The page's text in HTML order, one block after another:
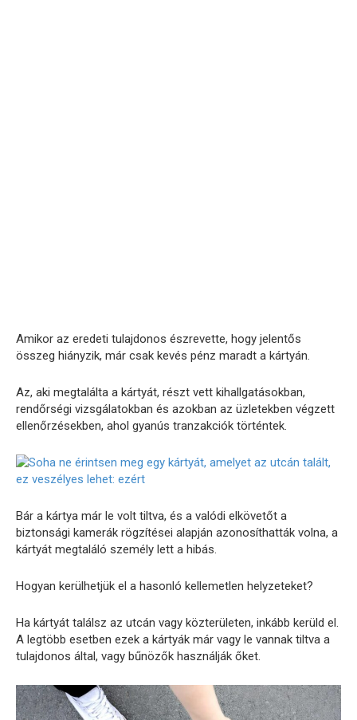
Amikor az eredeti tulajdonos észrevette, hogy jelentős
összeg hiányzik, már csak kevés pénz maradt a kártyán.
Az, aki megtalálta a kártyát, részt vett kihallgatásokban,
rendőrségi vizsgálatokban és azokban az üzletekben végzett
ellenőrzésekben, ahol gyanús tranzakciók történtek.
Bár a kártya már le volt tiltva, és a valódi elkövetőt a
biztonsági kamerák rögzítései alapján azonosíthatták volna, a
kártyát megtaláló személy lett a hibás.
Hogyan kerülhetjük el a hasonló kellemetlen helyzeteket?
Ha kártyát találsz az utcán vagy közterületen, inkább kerüld el.
A legtöbb esetben ezek a kártyák már vagy le vannak tiltva a
tulajdonos által, vagy bűnözők használják őket.